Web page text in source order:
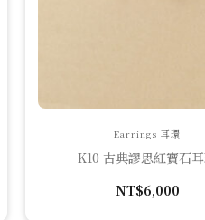
Earrings 耳環
K10 古典謬思紅寶石
NT$6,000